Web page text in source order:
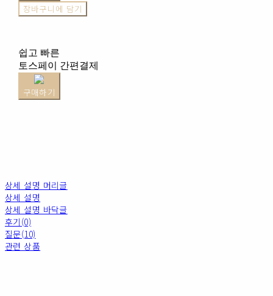
장바구니에 담기
쉽고 빠른
토스페이 간편결제
구매하기
상세 설명 머리글
상세 설명
상세 설명 바닥글
후기(0)
질문(10)
관련 상품